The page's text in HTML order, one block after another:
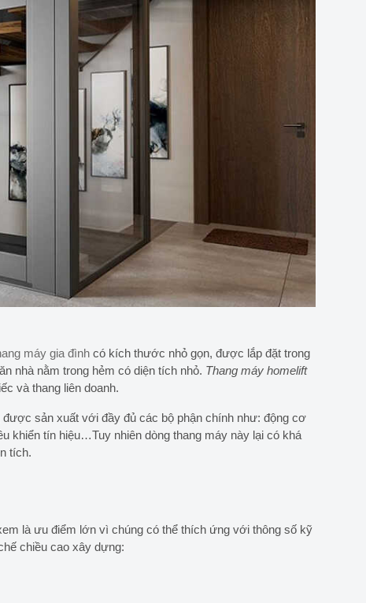
máy gia đình có kích thước nhỏ gọn, được lắp đặt trong
nhà nằm trong hẻm có diện tích nhỏ. Thang máy homelift
và thang liên doanh.
sản xuất với đầy đủ các bộ phận chính như: động cơ
khiển tín hiệu…Tuy nhiên dòng thang máy này lại có khá
tích.
là ưu điểm lớn vì chúng có thể thích ứng với thông số kỹ
chiều cao xây dựng: